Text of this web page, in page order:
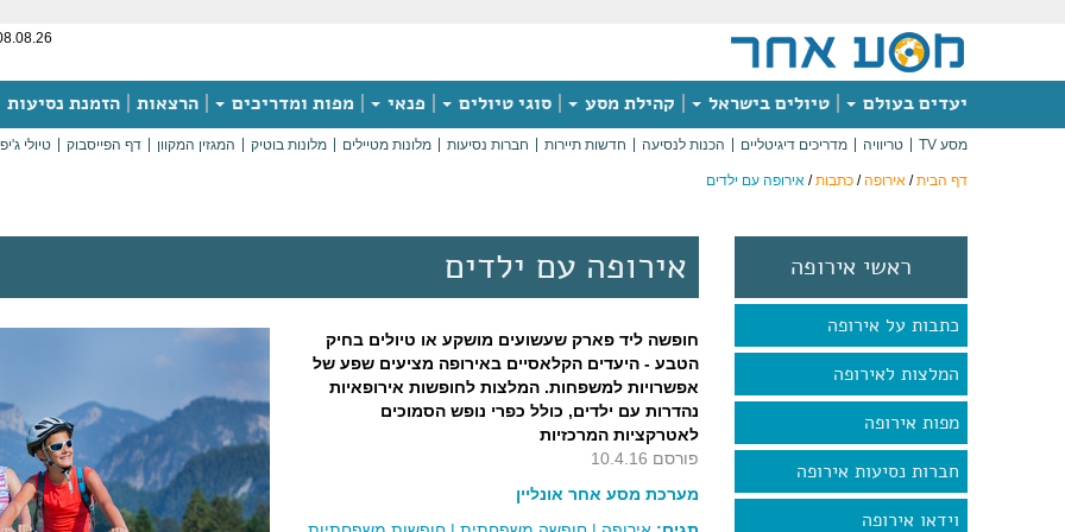
יעדים בעולם טיולים בישראל קהילת מסע סוגי טיולים פנאי מפות ומדריכים הרצאות הזמנת נסיעות
מסע TV טריוויה מדריכים דיגיטליים הכנות לנסיעה חדשות תיירות חברות נסיעות מלונות מטיילים מלונות בוטיק המגזין המקוון דף הפייסבוק טיולי
דף הבית/ אירופה/ כתבות/ אירופה עם ילדים
ראשי אירופה
כתבות על אירופה
המלצות לאירופה
מפות אירופה
חברות נסיעות אירופה
וידאו אירופה
אירופה עם ילדים
חופשה ליד פארק שעשועים מושקע או טיולים בחיק
הטבע - היעדים הקלאסיים באירופה מציעים שפע של
אפשרויות למשפחות. המלצות לחופשות אירופאיות
נהדרות עם ילדים, כולל כפרי נופש הסמוכים
לאטרקציות המרכזיות
פורסם 10.4.16
מערכת מסע אחר אונליין